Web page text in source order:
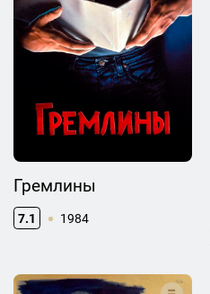
Гремлины
7.1 1984